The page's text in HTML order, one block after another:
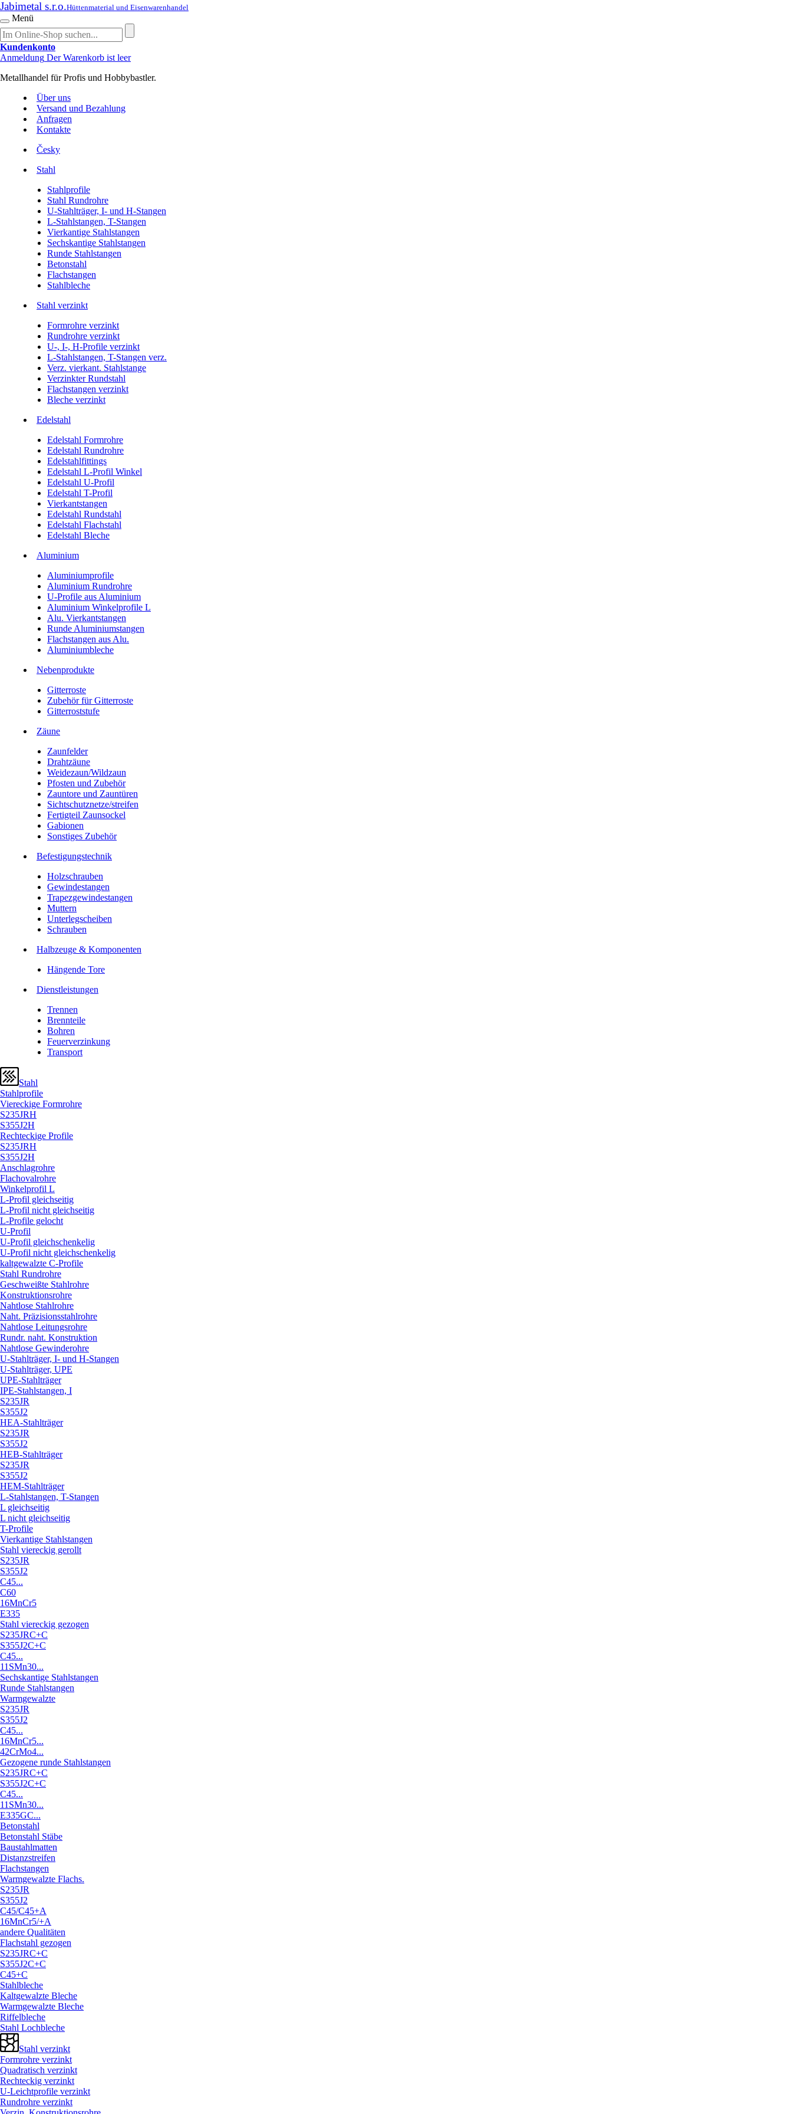
Jabimetal s.r.o.Hüttenmaterial und Eisenwarenhandel
Menü
Kundenkonto
Anmeldung Der Warenkorb ist leer
Metallhandel für Profis und Hobbybastler.
Über uns
Versand und Bezahlung
Anfragen
Kontakte
Česky
Stahl
Stahlprofile
Stahl Rundrohre
U-Stahlträger, I- und H-Stangen
L-Stahlstangen, T-Stangen
Vierkantige Stahlstangen
Sechskantige Stahlstangen
Runde Stahlstangen
Betonstahl
Flachstangen
Stahlbleche
Stahl verzinkt
Formrohre verzinkt
Rundrohre verzinkt
U-, I-, H-Profile verzinkt
L-Stahlstangen, T-Stangen verz.
Verz. vierkant. Stahlstange
Verzinkter Rundstahl
Flachstangen verzinkt
Bleche verzinkt
Edelstahl
Edelstahl Formrohre
Edelstahl Rundrohre
Edelstahlfittings
Edelstahl L-Profil Winkel
Edelstahl U-Profil
Edelstahl T-Profil
Vierkantstangen
Edelstahl Rundstahl
Edelstahl Flachstahl
Edelstahl Bleche
Aluminium
Aluminiumprofile
Aluminium Rundrohre
U-Profile aus Aluminium
Aluminium Winkelprofile L
Alu. Vierkantstangen
Runde Aluminiumstangen
Flachstangen aus Alu.
Aluminiumbleche
Nebenprodukte
Gitterroste
Zubehör für Gitterroste
Gitterroststufe
Zäune
Zaunfelder
Drahtzäune
Weidezaun/Wildzaun
Pfosten und Zubehör
Zauntore und Zauntüren
Sichtschutznetze/streifen
Fertigteil Zaunsockel
Gabionen
Sonstiges Zubehör
Befesti­gungstechnik
Holzschrauben
Gewindestangen
Trapezgewindestangen
Muttern
Unterlegscheiben
Schrauben
Halbzeuge & Komponenten
Hängende Tore
Dienstleistungen
Trennen
Brennteile
Bohren
Feuerverzinkung
Transport
Stahl
Stahlprofile
Viereckige Formrohre
S235JRH
S355J2H
Rechteckige Profile
S235JRH
S355J2H
Anschlagrohre
Flachovalrohre
Winkelprofil L
L-Profil gleichseitig
L-Profil nicht gleichseitig
L-Profile gelocht
U-Profil
U-Profil gleichschenkelig
U-Profil nicht gleichschenkelig
kaltgewalzte C-Profile
Stahl Rundrohre
Geschweißte Stahlrohre
Konstruktionsrohre
Nahtlose Stahlrohre
Naht. Präzisionsstahlrohre
Nahtlose Leitungsrohre
Rundr. naht. Konstruktion
Nahtlose Gewinderohre
U-Stahlträger, I- und H-Stangen
U-Stahlträger, UPE
UPE-Stahlträger
IPE-Stahlstangen, I
S235JR
S355J2
HEA-Stahlträger
S235JR
S355J2
HEB-Stahlträger
S235JR
S355J2
HEM-Stahlträger
L-Stahlstangen, T-Stangen
L gleichseitig
L nicht gleichseitig
T-Profile
Vierkantige Stahlstangen
Stahl viereckig gerollt
S235JR
S355J2
C45...
C60
16MnCr5
E335
Stahl viereckig gezogen
S235JRC+C
S355J2C+C
C45...
11SMn30...
Sechskantige Stahlstangen
Runde Stahlstangen
Warmgewalzte
S235JR
S355J2
C45...
16MnCr5...
42CrMo4...
Gezogene runde Stahlstangen
S235JRC+C
S355J2C+C
C45...
11SMn30...
E335GC...
Betonstahl
Betonstahl Stäbe
Baustahlmatten
Distanzstreifen
Flachstangen
Warmgewalzte Flachs.
S235JR
S355J2
C45/C45+A
16MnCr5/+A
andere Qualitäten
Flachstahl gezogen
S235JRC+C
S355J2C+C
C45+C
Stahlbleche
Kaltgewalzte Bleche
Warmgewalzte Bleche
Riffelbleche
Stahl Lochbleche
Stahl verzinkt
Formrohre verzinkt
Quadratisch verzinkt
Rechteckig verzinkt
U-Leichtprofile verzinkt
Rundrohre verzinkt